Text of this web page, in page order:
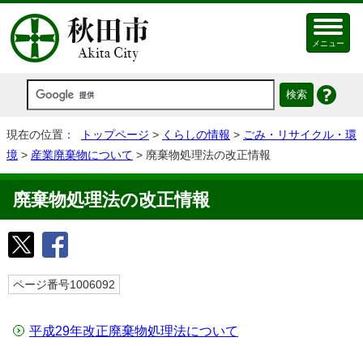
メニュー
現在の位置： トップページ > くらしの情報 > ごみ・リサイクル・環
境 > 産業廃棄物について > 廃棄物処理法の改正情報
廃棄物処理法の改正情報
ページ番号1006092
平成29年改正廃棄物処理法について